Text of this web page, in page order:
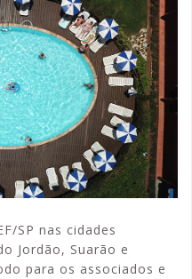
SP nas cidades
Jordão, Suarão e
para os associados e